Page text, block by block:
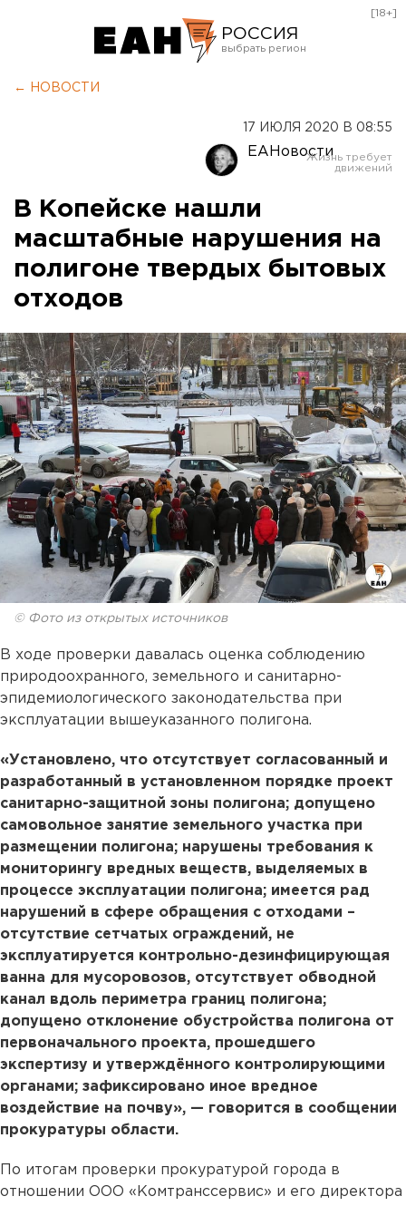
РОССИЯ
Оренбург
[18+]
← НОВОСТИ
17 ИЮЛЯ 2020 В 08:55
ЕАНовости
В Копейске нашли
масштабные нарушения на
полигоне твердых бытовых
отходов
© Фото из открытых источников
В ходе проверки давалась оценка соблюдению
природоохранного, земельного и санитарно-
эпидемиологического законодательства при
эксплуатации вышеуказанного полигона.
«Установлено, что отсутствует согласованный и
разработанный в установленном порядке проект
санитарно-защитной зоны полигона; допущено
самовольное занятие земельного участка при
размещении полигона; нарушены требования к
мониторингу вредных веществ, выделяемых в
процессе эксплуатации полигона; имеется рад
нарушений в сфере обращения с отходами –
отсутствие сетчатых ограждений, не
эксплуатируется контрольно-дезинфицирующая
ванна для мусоровозов, отсутствует обводной
канал вдоль периметра границ полигона;
допущено отклонение обустройства полигона от
первоначального проекта, прошедшего
экспертизу и утверждённого контролирующими
органами; зафиксировано иное вредное
воздействие на почву», — говорится в сообщении
прокуратуры области.
По итогам проверки прокуратурой города в
отношении ООО «Комтранссервис» и его директора